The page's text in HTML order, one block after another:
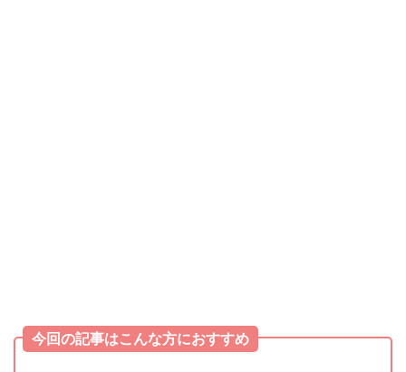
今回の記事はこんな方におすすめ